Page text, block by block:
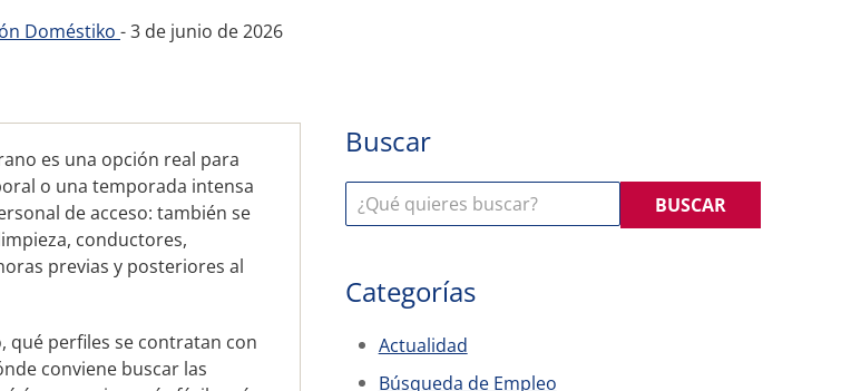
Doméstiko -3 de junio de 2026
es una opción real para
o una temporada intensa
de acceso: también se
conductores,
previas y posteriores al
qué perfiles se contratan con
conviene buscar las
Buscar
BUSCAR
Categorías
Actualidad
Búsqueda de Empleo